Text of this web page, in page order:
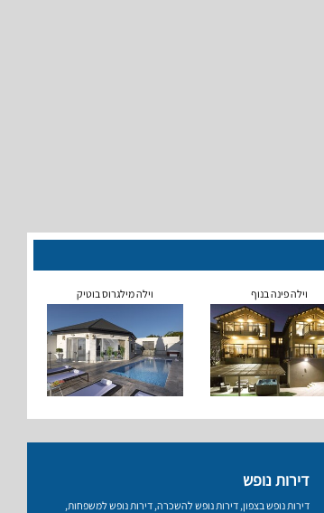
וילה פינה בנוף וילה מילגרוס בוטיק
דירות נופש
דירות נופש בצפון, דירות נופש להשכרה, דירות נופש למשפחות,